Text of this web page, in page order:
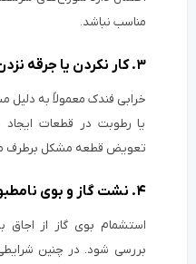
مناسب نباشد.
۳. کار نکردن یا جرقه نزدن فندک
خرابی فندک معمولاً به
یا رطوبت در قطعات ایجاد
تعویض قطعه مشکل برطرف
۴. نشت گاز و بوی نامطبوع
استشمام بوی گاز از اجاق
بررسی شود. در چنین